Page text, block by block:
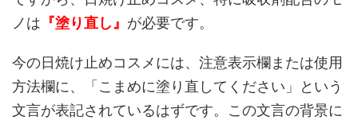
ノは 『塗り直し』 が必要です。
今の日焼け止めコスメには、注意表示欄または使用
方法欄に、「こまめに塗り直してください」という
文言が表記されているはずです。この文言の背景に